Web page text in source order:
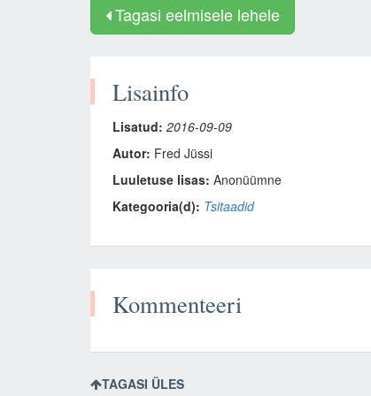
Tagasi eelmisele lehele
Lisainfo
Lisatud: 2016-09-09
Autor: Fred Jüssi
Luuletuse lisas: Anonüümne
Kategooria(d): Tsitaadid
Kommenteeri
TAGASI ÜLES